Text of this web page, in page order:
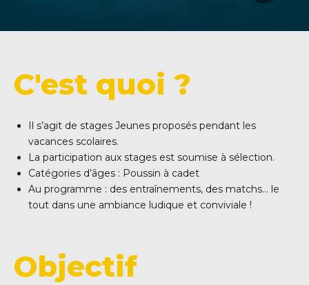
C'est quoi ?
Il s’agit de stages Jeunes proposés pendant les
vacances scolaires.
La participation aux stages est soumise à sélection.
Catégories d’âges : Poussin à cadet
Au programme : des entraînements, des matchs… le
tout dans une ambiance ludique et conviviale !
Objectif